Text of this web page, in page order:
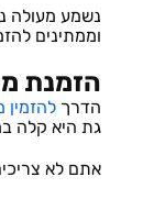
נשמע מעולה
וממתינים
הזמנת
הדרךלהזמין
גת היא קלה
אתם לא